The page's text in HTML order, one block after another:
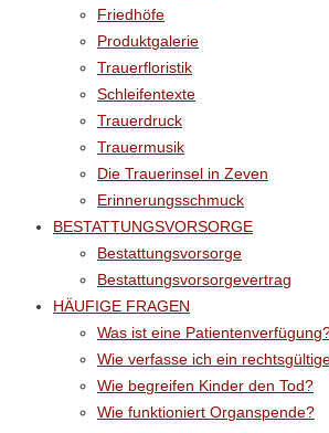
Friedhöfe
Produktgalerie
Trauerfloristik
Schleifentexte
Trauerdruck
Trauermusik
Die Trauerinsel in Zeven
Erinnerungsschmuck
BESTATTUNGSVORSORGE
Bestattungsvorsorge
Bestattungsvorsorgevertrag
HÄUFIGE FRAGEN
Was ist eine
Wie verfasse ich ein
Wie begreifen Kinder den Tod?
Wie funktioniert Organspende?